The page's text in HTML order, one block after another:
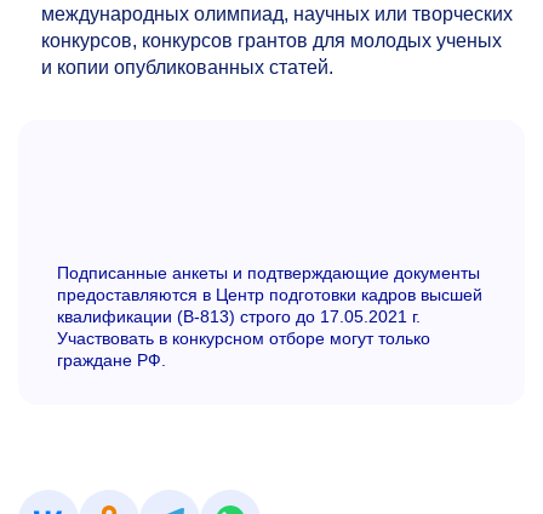
международных олимпиад, научных или творческих
конкурсов, конкурсов грантов для молодых ученых
и копии опубликованных статей.
Подписанные анкеты и подтверждающие документы
предоставляются в Центр подготовки кадров высшей
квалификации (В-813) строго до 17.05.2021 г.
Участвовать в конкурсном отборе могут только
граждане РФ.